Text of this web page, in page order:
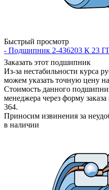
Быстрый просмотр
- Подшипник 2-436203 К 23
Заказать этот подшипник
Из-за нестабильности курса
можем указать точную цену
Стоимость данного
менеджера через форму
364.
Приносим извинения за
в наличии